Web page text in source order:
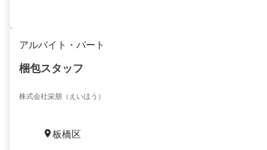
アルバイト・パート
梱包スタッフ
株式会社栄朋（えいほう）
板橋区